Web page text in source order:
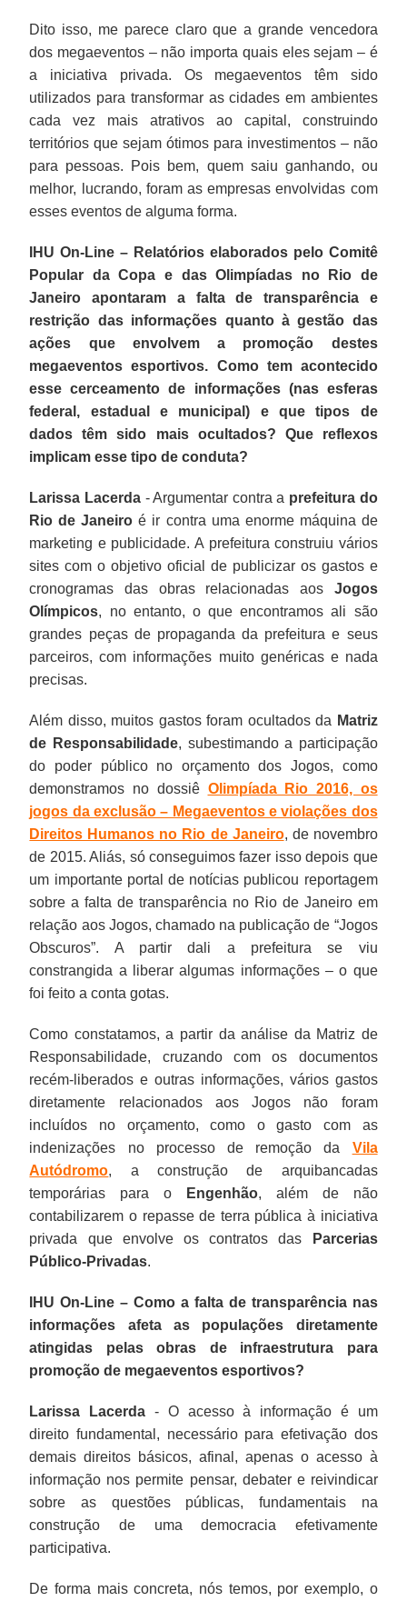
Dito isso, me parece claro que a grande vencedora
dos megaeventos – não importa quais eles sejam – é
a iniciativa privada. Os megaeventos têm sido
utilizados para transformar as cidades em ambientes
cada vez mais atrativos ao capital, construindo
territórios que sejam ótimos para investimentos – não
para pessoas. Pois bem, quem saiu ganhando, ou
melhor, lucrando, foram as empresas envolvidas com
esses eventos de alguma forma.
IHU On-Line – Relatórios elaborados pelo Comitê
Popular da Copa e das Olimpíadas no Rio de
Janeiro apontaram a falta de transparência e
restrição das informações quanto à gestão das
ações que envolvem a promoção destes
megaeventos esportivos. Como tem acontecido
esse cerceamento de informações (nas esferas
federal, estadual e municipal) e que tipos de
dados têm sido mais ocultados? Que reflexos
implicam esse tipo de conduta?
Larissa Lacerda - Argumentar contra a prefeitura do
Rio de Janeiro é ir contra uma enorme máquina de
marketing e publicidade. A prefeitura construiu vários
sites com o objetivo oficial de publicizar os gastos e
cronogramas das obras relacionadas aos Jogos
Olímpicos, no entanto, o que encontramos ali são
grandes peças de propaganda da prefeitura e seus
parceiros, com informações muito genéricas e nada
precisas.
Além disso, muitos gastos foram ocultados da Matriz
de Responsabilidade, subestimando a participação
do poder público no orçamento dos Jogos, como
demonstramos no dossiê Olimpíada Rio 2016, os
jogos da exclusão – Megaeventos e violações dos
Direitos Humanos no Rio de Janeiro, de novembro
de 2015. Aliás, só conseguimos fazer isso depois que
um importante portal de notícias publicou reportagem
sobre a falta de transparência no Rio de Janeiro em
relação aos Jogos, chamado na publicação de “Jogos
Obscuros”. A partir dali a prefeitura se viu
constrangida a liberar algumas informações – o que
foi feito a conta gotas.
Como constatamos, a partir da análise da Matriz de
Responsabilidade, cruzando com os documentos
recém-liberados e outras informações, vários gastos
diretamente relacionados aos Jogos não foram
incluídos no orçamento, como o gasto com as
indenizações no processo de remoção da Vila
Autódromo, a construção de arquibancadas
temporárias para o
Engenhão, além de não
contabilizarem o repasse de terra pública à iniciativa
privada que envolve os contratos das
Parcerias
Público-Privadas.
IHU On-Line – Como a falta de transparência nas
informações afeta as populações diretamente
atingidas pelas obras de infraestrutura para
promoção de megaeventos esportivos?
Larissa Lacerda - O acesso à informação é um
direito fundamental, necessário para efetivação dos
demais direitos básicos, afinal, apenas o acesso à
informação nos permite pensar, debater e reivindicar
sobre as questões públicas, fundamentais na
construção de uma democracia efetivamente
participativa.
De forma mais concreta, nós temos, por exemplo, o